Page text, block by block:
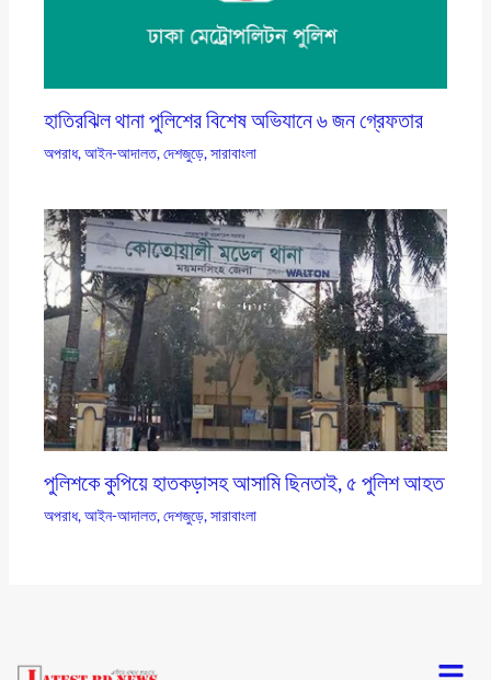
হাতিরঝিল থানা পুলিশের বিশেষ অভিযানে ৬ জন গ্রেফতার
অপরাধ,আইন-আদালত,দেশজুড়ে,সারাবাংলা
পুলিশকে কুপিয়ে হাতকড়াসহ আসামি ছিনতাই, ৫ পুলিশ আহত
অপরাধ,আইন-আদালত,দেশজুড়ে,সারাবাংলা
Menu